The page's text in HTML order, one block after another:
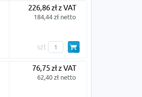
226,86 zł z VAT
184,44 zł netto
szt
76,75 zł z VAT
62,40 zł netto